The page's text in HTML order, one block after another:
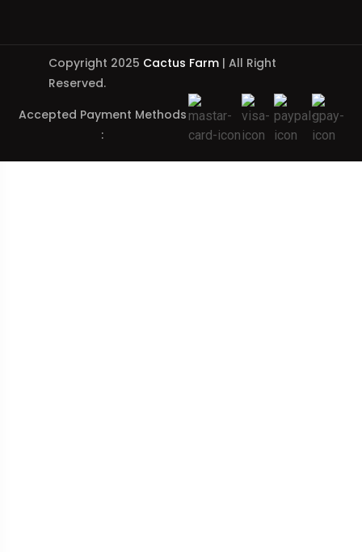
Copyright 2025 Cactus Farm| All Right
Reserved.
Accepted Payment Methods
: